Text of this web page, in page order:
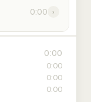
0:00 ›
0:00
0:00
0:00
0:00